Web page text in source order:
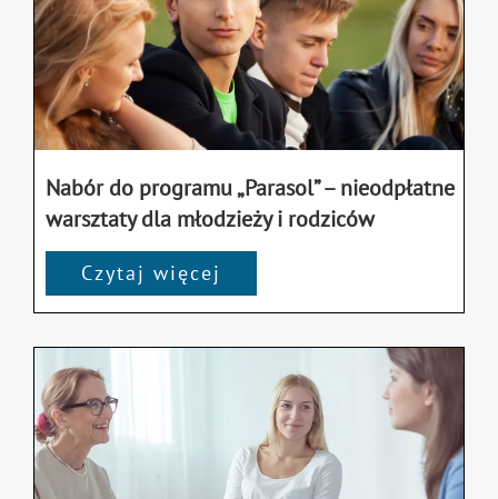
Nabór do programu „Parasol” – nieodpłatne
warsztaty dla młodzieży i rodziców
Czytaj więcej